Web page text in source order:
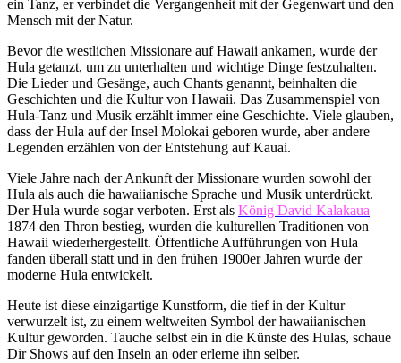
ein Tanz, er verbindet die Vergangenheit mit der Gegenwart und den
Mensch mit der Natur.
Bevor die westlichen Missionare auf Hawaii ankamen, wurde der
Hula getanzt, um zu unterhalten und wichtige Dinge festzuhalten.
Die Lieder und Gesänge, auch Chants genannt, beinhalten die
Geschichten und die Kultur von Hawaii. Das Zusammenspiel von
Hula-Tanz und Musik erzählt immer eine Geschichte. Viele glauben,
dass der Hula auf der Insel Molokai geboren wurde, aber andere
Legenden erzählen von der Entstehung auf Kauai.
Viele Jahre nach der Ankunft der Missionare wurden sowohl der
Hula als auch die hawaiianische Sprache und Musik unterdrückt.
Der Hula wurde sogar verboten. Erst als König David Kalakaua
1874 den Thron bestieg, wurden die kulturellen Traditionen von
Hawaii wiederhergestellt. Öffentliche Aufführungen von Hula
fanden überall statt und in den frühen 1900er Jahren wurde der
moderne Hula entwickelt.
Heute ist diese einzigartige Kunstform, die tief in der Kultur
verwurzelt ist, zu einem weltweiten Symbol der hawaiianischen
Kultur geworden. Tauche selbst ein in die Künste des Hulas, schaue
Dir Shows auf den Inseln an oder erlerne ihn selber.